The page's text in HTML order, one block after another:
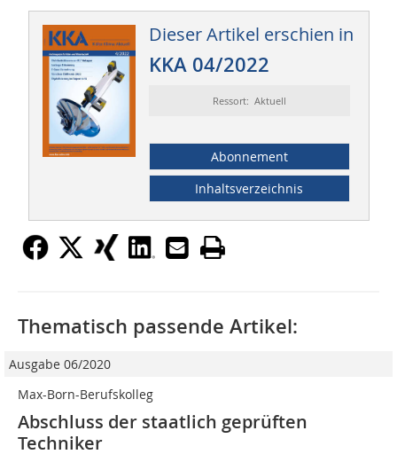
Dieser Artikel erschien in
KKA 04/2022
Ressort: Aktuell
Abonnement
Inhaltsverzeichnis
Thematisch passende Artikel:
Ausgabe 06/2020
Max-Born-Berufskolleg
Abschluss der staatlich geprüften
Techniker